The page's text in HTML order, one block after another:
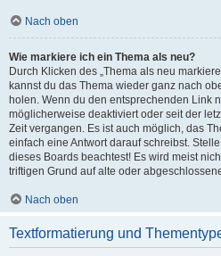
Nach oben
Wie markiere ich ein Thema als neu?
Durch Klicken des „Thema als neu
kannst du das Thema wieder ganz nach
holen. Wenn du den entsprechenden Link
möglicherweise deaktiviert oder seit der
Zeit vergangen. Es ist auch möglich, das
einfach eine Antwort darauf schreibst.
dieses Boards beachtest! Es wird meist
triftigen Grund auf alte oder
Nach oben
Textformatierung und